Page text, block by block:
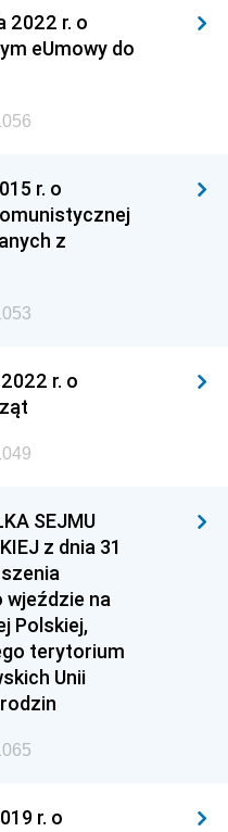
2022 r. o
eUmowy do
r. o
z
r. o
SEJMU
z dnia 31
na
Polskiej,
terytorium
Unii
r. o